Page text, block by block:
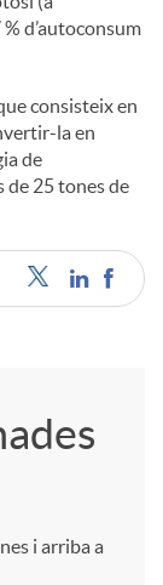
d’autoconsum
consisteix en
la en
de
de 25 tones de
i arriba a